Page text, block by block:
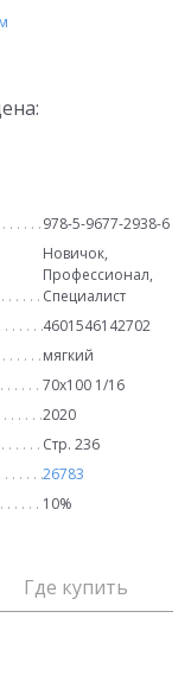
978-5-9677-2938-6
Новичок,
Профессионал,
Специалист
4601546142702
мягкий
70х100 1/16
2020
Стр. 236
26783
10%
Где купить